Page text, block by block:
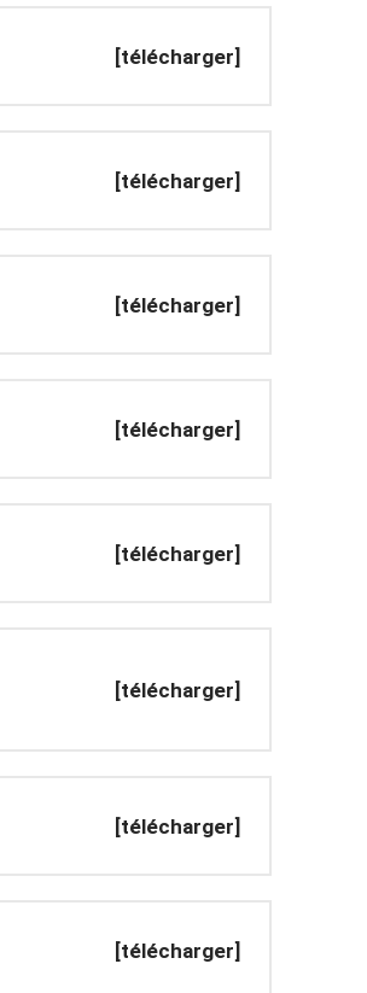
[télécharger]
[télécharger]
[télécharger]
[télécharger]
[télécharger]
[télécharger]
[télécharger]
[télécharger]